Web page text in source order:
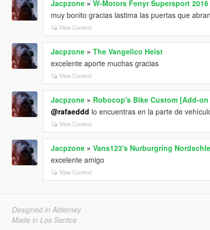
Jacpzone» W-Motors Fenyr Supersport
muy bonito gracias lastima las puertas que
View Context
Jacpzone» The Vangelico Heist
excelente aporte muchas gracias
View Context
Jacpzone» Robocop's Bike Custom [Add-
@rafaeddd lo encuentras en la parte de
View Context
Jacpzone» Vans123's Nurburgring
excelente amigo
View Context
Designed in Alderney
Made in Los Santos